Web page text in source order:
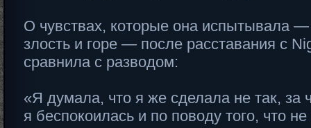
О чувствах, которые она испытывала
злость и горе — после расставания с
сравнила с разводом:
«Я думала, что я же сделала не так, за
я беспокоилась и по поводу того, что